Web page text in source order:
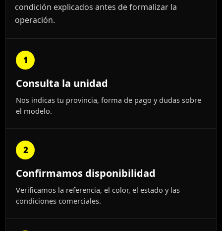
condición explicados antes de formalizar la
operación.
1
Consulta la unidad
Nos indicas tu provincia, forma de pago y dudas sobre
el modelo.
2
Confirmamos disponibilidad
Verificamos la referencia, el color, el estado y las
condiciones comerciales.